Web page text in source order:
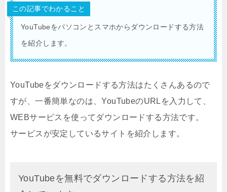
この記事でわかること
YouTubeをパソコンとスマホからダウンロードする方法
を紹介します。
YouTubeをダウンロードする方法はたくさんあるので
すが、一番簡単なのは、YouTubeのURLを入力して、
WEBサービスを使ってダウンロードする方法です。
サービスが安定しているサイトを紹介します。
YouTubeを無料でダウンロードする方法を紹